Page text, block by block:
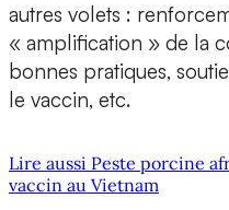
autres volets :
« amplification » de la
bonnes pratiques,
le vaccin, etc.
Lire aussi Peste porcine
vaccin au Vietnam